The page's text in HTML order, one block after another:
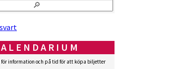
information och på tid för att köpa biljetter